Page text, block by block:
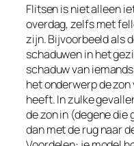
Flitsen is niet alleen
overdag, zelfs met
zijn. Bijvoorbeeld als
schaduwen in het
schaduw van
het onderwerp de
heeft. In zulke
de zon in (degene
dan met de rug naar